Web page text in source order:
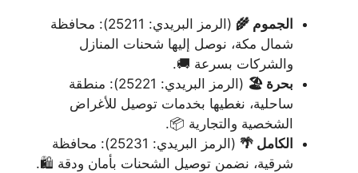
الجموم 🌾
(الرمز البريدي: 25211): محافظة
شمال مكة، نوصل إليها شحنات المنازل
والشركات بسرعة 🚚.
بحرة 🏖️
(الرمز البريدي: 25221): منطقة
ساحلية، نغطيها بخدمات توصيل للأغراض
الشخصية والتجارية 📦.
الكامل 🌴
(الرمز البريدي: 25231): محافظة
شرقية، نضمن توصيل الشحنات بأمان ودقة 🛍️.